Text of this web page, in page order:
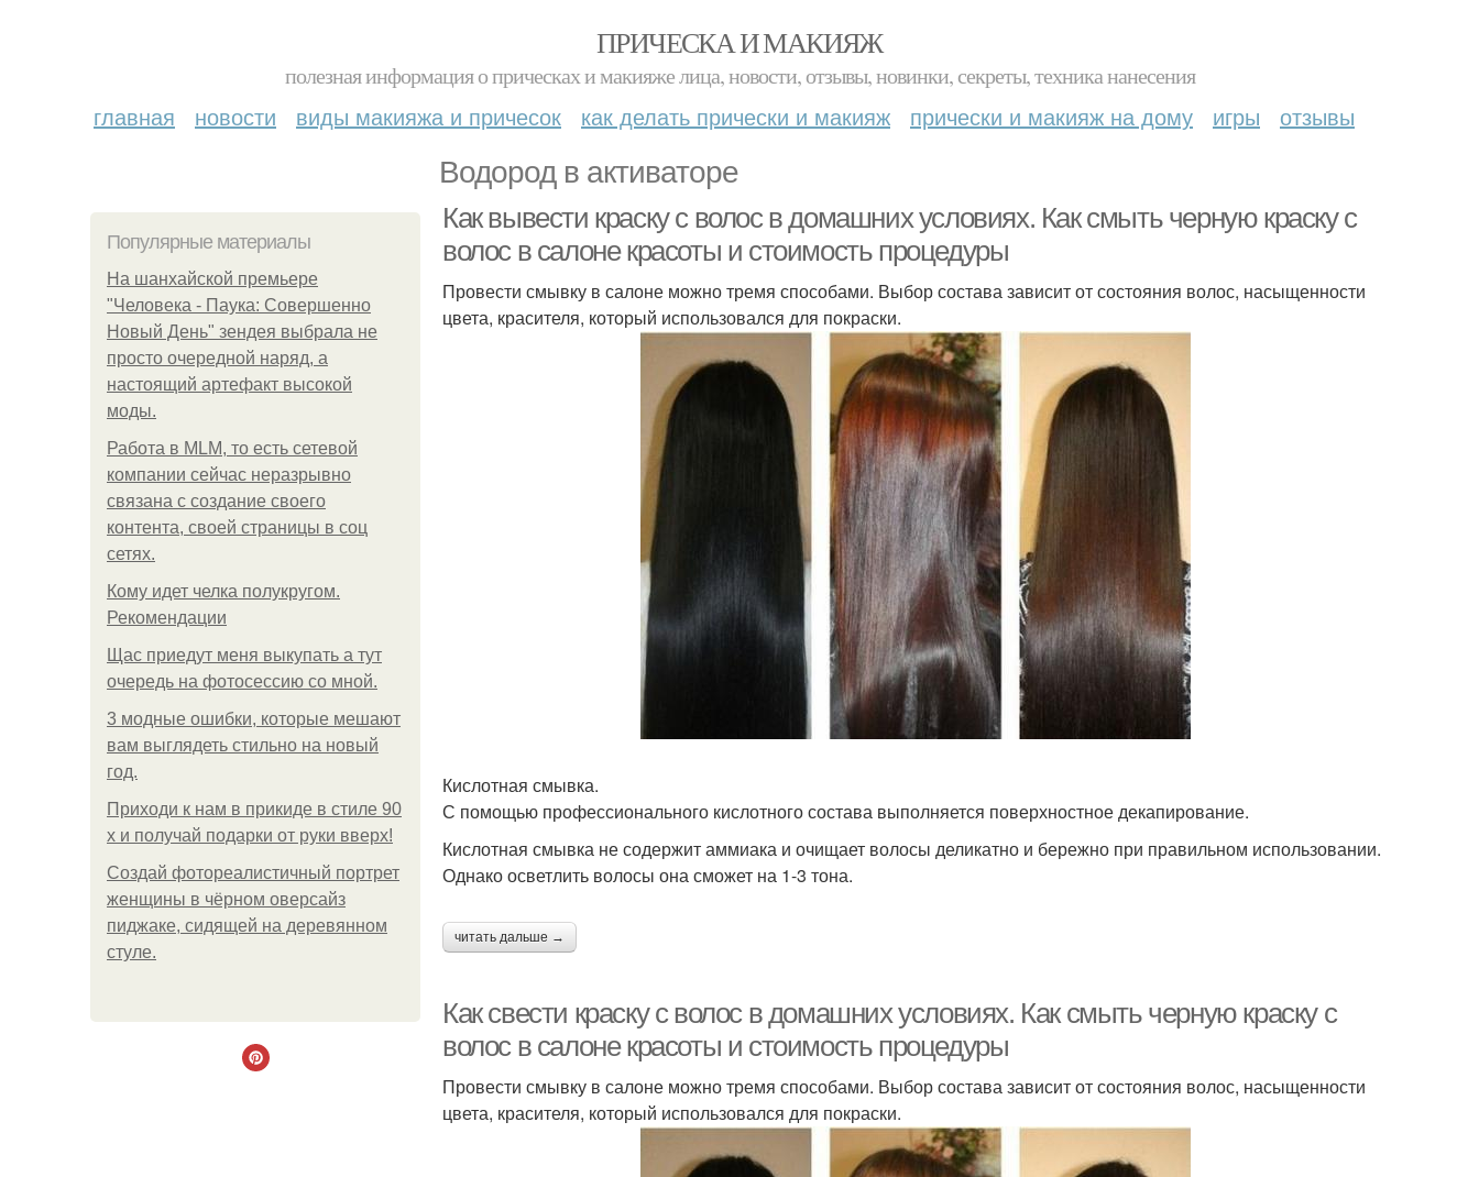
ПРИЧЕСКА И МАКИЯЖ
полезная информация о прическах и макияже лица, новости, отзывы, новинки, секреты, техника нанесения
главная новости виды макияжа и причесок как делать прически и макияж прически и макияж на дому игры отзывы
Водород в активаторе
Популярные материалы
На шанхайской премьере
"Человека - Паука: Совершенно
Новый День" зендея выбрала не
просто очередной наряд, а
настоящий артефакт высокой
моды.
Работа в MLM, то есть сетевой
компании сейчас неразрывно
связана с создание своего
контента, своей страницы в соц
сетях.
Кому идет челка полукругом.
Рекомендации
Щас приедут меня выкупать а тут
очередь на фотосессию со мной.
3 модные ошибки, которые мешают
вам выглядеть стильно на новый
год.
Приходи к нам в прикиде в стиле 90
х и получай подарки от руки вверх!
Создай фотореалистичный портрет
женщины в чёрном оверсайз
пиджаке, сидящей на деревянном
стуле.
Как вывести краску с волос в домашних условиях. Как смыть черную краску с
волос в салоне красоты и стоимость процедуры
Провести смывку в салоне можно тремя способами. Выбор состава зависит от состояния волос, насыщенности
цвета, красителя, который использовался для покраски.
Кислотная смывка.
С помощью профессионального кислотного состава выполняется поверхностное декапирование.
Кислотная смывка не содержит аммиака и очищает волосы деликатно и бережно при правильном использовании.
Однако осветлить волосы она сможет на 1-3 тона.
читать дальше →
Как свести краску с волос в домашних условиях. Как смыть черную краску с
волос в салоне красоты и стоимость процедуры
Провести смывку в салоне можно тремя способами. Выбор состава зависит от состояния волос, насыщенности
цвета, красителя, который использовался для покраски.